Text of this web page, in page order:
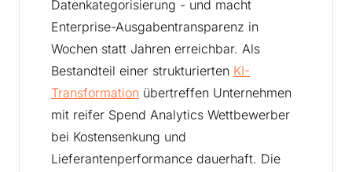
Datenkategorisierung - und macht
Enterprise-Ausgabentransparenz in
Wochen statt Jahren erreichbar. Als
Bestandteil einer strukturierten KI-
Transformation übertreffen Unternehmen
mit reifer Spend Analytics Wettbewerber
bei Kostensenkung und
Lieferantenperformance dauerhaft. Die